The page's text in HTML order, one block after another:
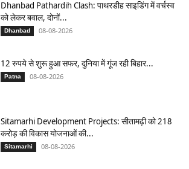
Dhanbad Pathardih Clash: पाथरडीह साइडिंग में वर्चस्व
को लेकर बवाल, दोनों...
Dhanbad 08-08-2026
12 रुपये से शुरू हुआ सफर, दुनिया में गूंज रही बिहार...
Patna 08-08-2026
Sitamarhi Development Projects: सीतामढ़ी को 218
करोड़ की विकास योजनाओं की...
Sitamarhi 08-08-2026